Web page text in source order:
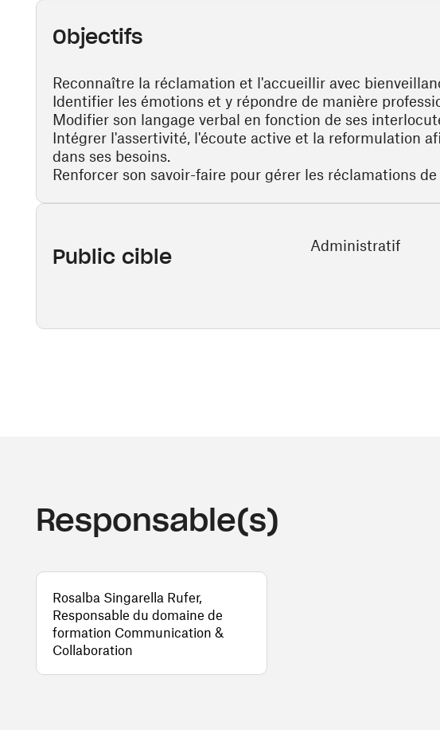
Objectifs
Reconnaître la réclamation et l'accueillir avec
Identifier les émotions et y répondre de manière
Modifier son langage verbal en fonction de ses
Intégrer l'assertivité, l'écoute active et la reformulation
dans ses besoins.
Renforcer son savoir-faire pour gérer les réclamations
Public cible Administratif
Responsable(s)
Rosalba Singarella Rufer,
Responsable du domaine de
formation Communication &
Collaboration